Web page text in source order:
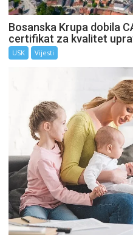
Bosanska Krupa dobila
certifikat za kvalitet
USK Vijesti